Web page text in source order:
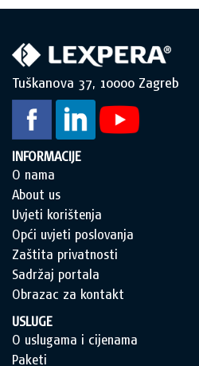
Tuškanova 37, 10000 Zagreb
INFORMACIJE
O nama
About us
Uvjeti korištenja
Opći uvjeti poslovanja
Zaštita privatnosti
Sadržaj portala
Obrazac za kontakt
USLUGE
O uslugama i cijenama
Paketi